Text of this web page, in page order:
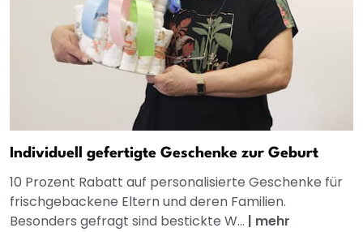
Individuell gefertigte Geschenke zur Geburt
10 Prozent Rabatt auf personalisierte Geschenke für
frischgebackene Eltern und deren Familien.
Besonders gefragt sind bestickte W... | mehr